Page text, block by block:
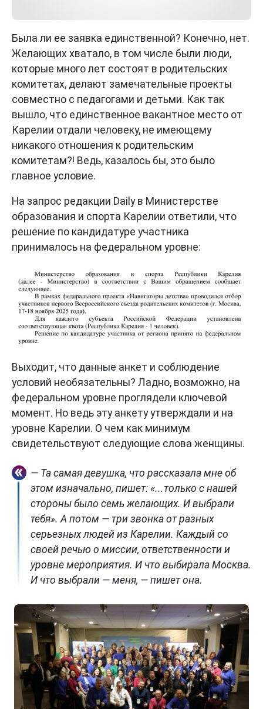
Была ли ее заявка единственной? Конечно, нет.
Желающих хватало, в том числе были люди,
которые много лет состоят в родительских
комитетах, делают замечательные проекты
совместно с педагогами и детьми. Как так
вышло, что единственное вакантное место от
Карелии отдали человеку, не имеющему
никакого отношения к родительским
комитетам?! Ведь, казалось бы, это было
главное условие.
На запрос редакции Daily в Министерстве
образования и спорта Карелии ответили, что
решение по кандидатуре участника
принималось на федеральном уровне:
Выходит, что данные анкет и соблюдение
условий необязательны? Ладно, возможно, на
федеральном уровне проглядели ключевой
момент. Но ведь эту анкету утверждали и на
уровне Карелии. О чем как минимум
свидетельствуют следующие слова женщины.
— Та самая девушка, что рассказала мне об
этом изначально, пишет: «...только с нашей
стороны было семь желающих. И выбрали
тебя». А потом — три звонка от разных
серьезных людей из Карелии. Каждый со
своей речью о миссии, ответственности и
уровне мероприятия. И что выбирала Москва.
И что выбрали — меня, — пишет она.